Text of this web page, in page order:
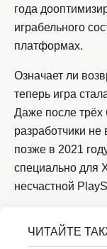
года
играбельного
платформах.
Означает ли
теперь игра
Даже после трёх
разработчики не
позже в 2021
специально для
несчастной